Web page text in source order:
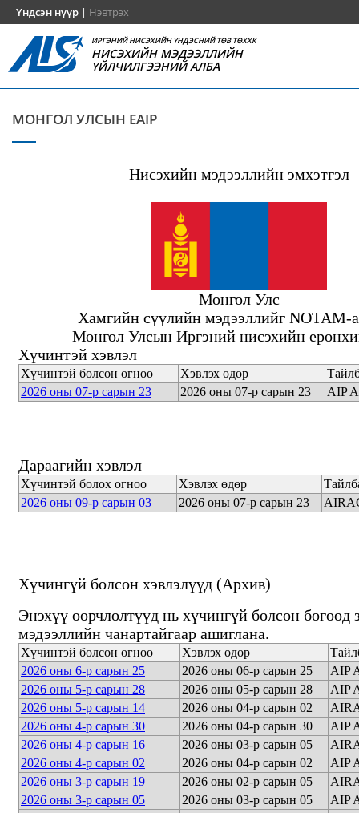
Үндсэн нүүр | Нэвтрэх
ИРГЭНИЙ НИСЭХИЙН ҮНДЭСНИЙ ТӨВ ТӨХХК
НИСЭХИЙН МЭДЭЭЛЛИЙН
ҮЙЛЧИЛГЭЭНИЙ АЛБА
МОНГОЛ УЛСЫН EAIP